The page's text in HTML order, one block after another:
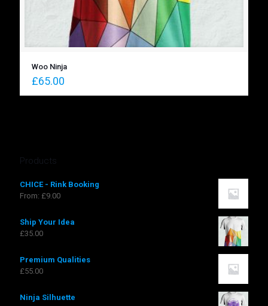
Woo Ninja
£65.00
Products
CHICE - Rink Booking
From: £9.00
Ship Your Idea
£35.00
Premium Qualities
£55.00
Ninja Silhuette